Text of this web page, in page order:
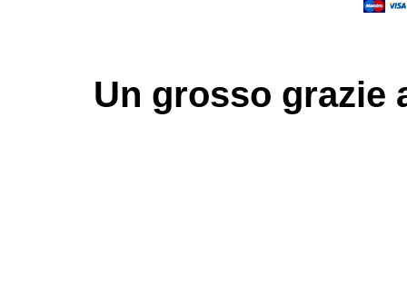
Un grosso grazie